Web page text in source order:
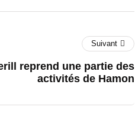
Suivant
reprend une partie des
activités de Hamon